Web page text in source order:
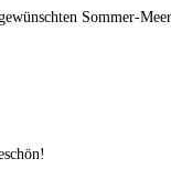
Sommer-